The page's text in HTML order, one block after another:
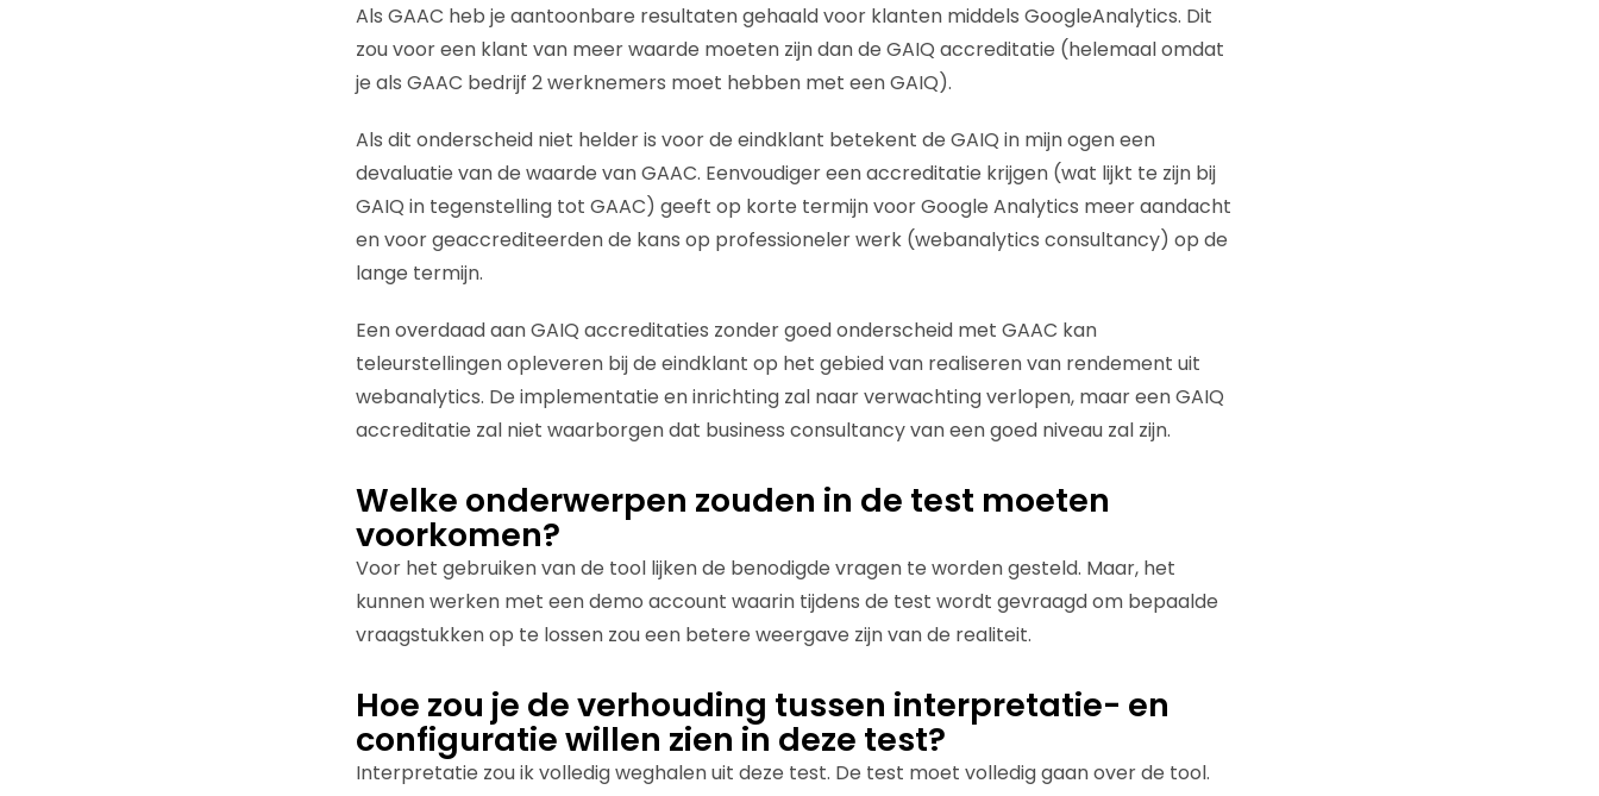
Als GAAC heb je aantoonbare resultaten gehaald voor klanten middels GoogleAnalytics. Dit
zou voor een klant van meer waarde moeten zijn dan de GAIQ accreditatie (helemaal omdat
je als GAAC bedrijf 2 werknemers moet hebben met een GAIQ).
Als dit onderscheid niet helder is voor de eindklant betekent de GAIQ in mijn ogen een
devaluatie van de waarde van GAAC. Eenvoudiger een accreditatie krijgen (wat lijkt te zijn bij
GAIQ in tegenstelling tot GAAC) geeft op korte termijn voor Google Analytics meer aandacht
en voor geaccrediteerden de kans op professioneler werk (webanalytics consultancy) op de
lange termijn.
Een overdaad aan GAIQ accreditaties zonder goed onderscheid met GAAC kan
teleurstellingen opleveren bij de eindklant op het gebied van realiseren van rendement uit
webanalytics. De implementatie en inrichting zal naar verwachting verlopen, maar een GAIQ
accreditatie zal niet waarborgen dat business consultancy van een goed niveau zal zijn.
Welke onderwerpen zouden in de test moeten
voorkomen?
Voor het gebruiken van de tool lijken de benodigde vragen te worden gesteld. Maar, het
kunnen werken met een demo account waarin tijdens de test wordt gevraagd om bepaalde
vraagstukken op te lossen zou een betere weergave zijn van de realiteit.
Hoe zou je de verhouding tussen interpretatie- en
configuratie willen zien in deze test?
Interpretatie zou ik volledig weghalen uit deze test. De test moet volledig gaan over de tool.